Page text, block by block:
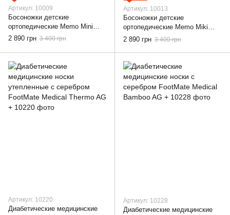
Артикул: 10009
Босоножки детские
ортопедические Memo Mini
1JE, 18
2 890 грн 3 400 грн
Артикул: 10013
Босоножки детские
ортопедические Memo Miki
1CH, 18
2 890 грн 3 400 грн
Артикул: 10220
Диабетические медицинские
Артикул: 10228
Диабетические медицинские